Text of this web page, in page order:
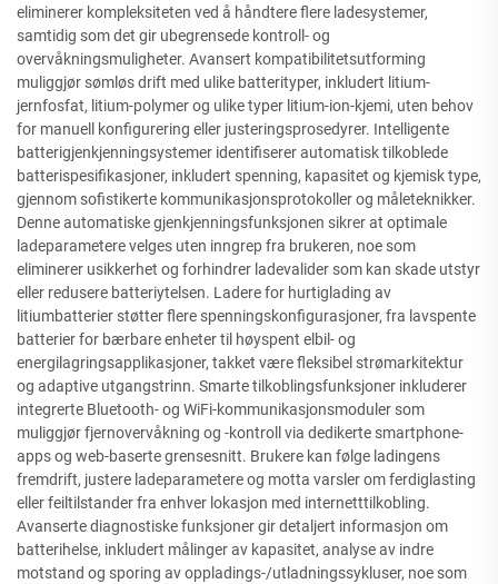
eliminerer kompleksiteten ved å håndtere flere ladesystemer,
samtidig som det gir ubegrensede kontroll- og
overvåkningsmuligheter. Avansert kompatibilitetsutforming
muliggjør sømløs drift med ulike batterityper, inkludert litium-
jernfosfat, litium-polymer og ulike typer litium-ion-kjemi, uten behov
for manuell konfigurering eller justeringsprosedyrer. Intelligente
batterigjenkjenningsystemer identifiserer automatisk tilkoblede
batterispesifikasjoner, inkludert spenning, kapasitet og kjemisk type,
gjennom sofistikerte kommunikasjonsprotokoller og måleteknikker.
Denne automatiske gjenkjenningsfunksjonen sikrer at optimale
ladeparametere velges uten inngrep fra brukeren, noe som
eliminerer usikkerhet og forhindrer ladevalider som kan skade utstyr
eller redusere batteriytelsen. Ladere for hurtiglading av
litiumbatterier støtter flere spenningskonfigurasjoner, fra lavspente
batterier for bærbare enheter til høyspent elbil- og
energilagringsapplikasjoner, takket være fleksibel strømarkitektur
og adaptive utgangstrinn. Smarte tilkoblingsfunksjoner inkluderer
integrerte Bluetooth- og WiFi-kommunikasjonsmoduler som
muliggjør fjernovervåkning og -kontroll via dedikerte smartphone-
apps og web-baserte grensesnitt. Brukere kan følge ladingens
fremdrift, justere ladeparametere og motta varsler om ferdiglasting
eller feiltilstander fra enhver lokasjon med internetttilkobling.
Avanserte diagnostiske funksjoner gir detaljert informasjon om
batterihelse, inkludert målinger av kapasitet, analyse av indre
motstand og sporing av oppladings-/utladningssykluser, noe som